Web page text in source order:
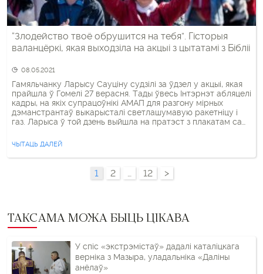
“Злодейство твоё обрушится на тебя”. Гісторыя
валанцёркі, якая выходзіла на акцыі з цытатамі з Бібліі
08.05.2021
Гамяльчанку Ларысу Сауціну судзілі за ўдзел у акцыі, якая
прайшла ў Гомелі 27 верасня. Тады ўвесь Інтэрнэт абляцелі
кадры, на якіх супрацоўнікі АМАП для разгону мірных
дэманстрантаў выкарысталі светлашумавую ракетніцу і
газ. Ларыса ў той дзень выйшла на пратэст з плакатам са
воздать каждому по делам его”. […]
ЧЫТАЦЬ ДАЛЕЙ
1 2 … 12 >
ТАКСАМА МОЖА БЫЦЬ ЦІКАВА
У спіс «экстрэмістаў» дадалі каталіцкага
верніка з Мазыра, уладальніка «Даліны
анёлаў»